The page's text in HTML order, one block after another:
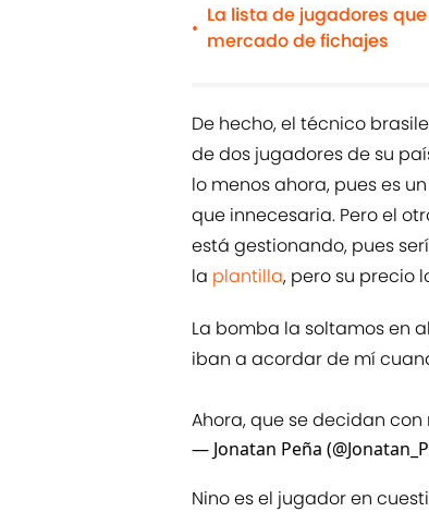
•
La lista de jugadores
mercado de fichajes
De hecho, el técnico
de dos jugadores de su
lo menos ahora, pues es
que innecesaria. Pero el
está gestionando, pues
la plantilla, pero su precio
La bomba la soltamos en
iban a acordar de mí
Ahora, que se decidan
— Jonatan Peña
Nino es el jugador en